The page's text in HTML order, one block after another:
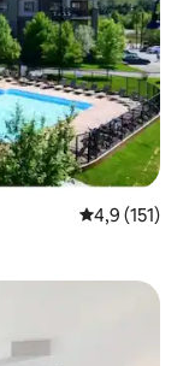
Средна
4,9 (151)